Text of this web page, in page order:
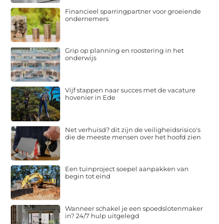
Financieel sparringpartner voor groeiende
ondernemers
Grip op planning en roostering in het
onderwijs
Vijf stappen naar succes met de vacature
hovenier in Ede
Net verhuisd? dit zijn de veiligheidsrisico's
die de meeste mensen over het hoofd zien
Een tuinproject soepel aanpakken van
begin tot eind
Wanneer schakel je een spoedslotenmaker
in? 24/7 hulp uitgelegd